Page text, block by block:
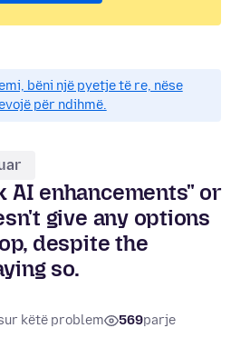
bëni një pyetje të re, nëse
për ndihmë.
AI enhancements" or
give any options
despite the
so.
këtë problem 569parje